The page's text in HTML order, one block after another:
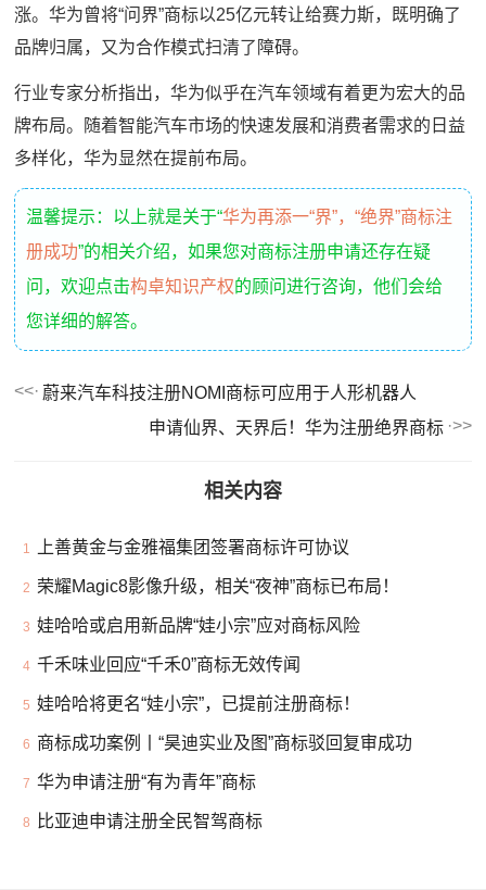
涨。华为曾将“问界”商标以25亿元转让给赛力斯，既明确了
品牌归属，又为合作模式扫清了障碍。
行业专家分析指出，华为似乎在汽车领域有着更为宏大的品
牌布局。随着智能汽车市场的快速发展和消费者需求的日益
多样化，华为显然在提前布局。
温馨提示：以上就是关于“华为再添一“界”，“绝界”商标注
册成功”的相关介绍，如果您对商标注册申请还存在疑
问，欢迎点击构卓知识产权的顾问进行咨询，他们会给
您详细的解答。
蔚来汽车科技注册NOMI商标可应用于人形机器人
申请仙界、天界后！华为注册绝界商标
相关内容
1 上善黄金与金雅福集团签署商标许可协议
2 荣耀Magic8影像升级，相关“夜神”商标已布局！
3 娃哈哈或启用新品牌“娃小宗”应对商标风险
4 千禾味业回应“千禾0”商标无效传闻
5 娃哈哈将更名“娃小宗”，已提前注册商标！
6 商标成功案例丨“昊迪实业及图”商标驳回复审成功
7 华为申请注册“有为青年”商标
8 比亚迪申请注册全民智驾商标